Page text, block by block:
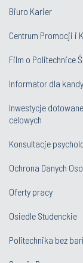
Biuro Karier
Centrum Promocji i
Film o Politechnice
Informator dla
Inwestycje
celowych
Konsultacje
Ochrona Danych
Oferty pracy
Osiedle Studenckie
Politechnika bez